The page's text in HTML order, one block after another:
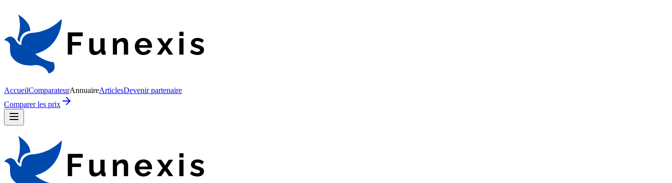
AccueilComparateurAnnuaireArticlesDevenir partenaire
Comparer les prix